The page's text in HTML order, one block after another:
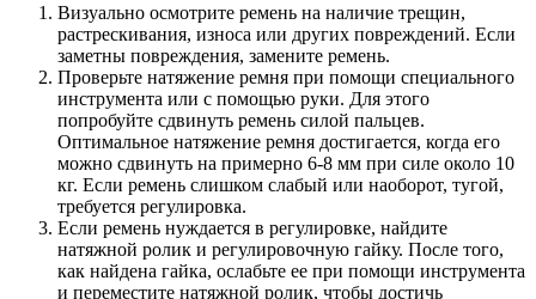
Визуально осмотрите ремень на наличие трещин,
растрескивания, износа или других повреждений. Если
заметны повреждения, замените ремень.
Проверьте натяжение ремня при помощи специального
инструмента или с помощью руки. Для этого
попробуйте сдвинуть ремень силой пальцев.
Оптимальное натяжение ремня достигается, когда его
можно сдвинуть на примерно 6-8 мм при силе около 10
кг. Если ремень слишком слабый или наоборот, тугой,
требуется регулировка.
Если ремень нуждается в регулировке, найдите
натяжной ролик и регулировочную гайку. После того,
как найдена гайка, ослабьте ее при помощи инструмента
и переместите натяжной ролик, чтобы достичь